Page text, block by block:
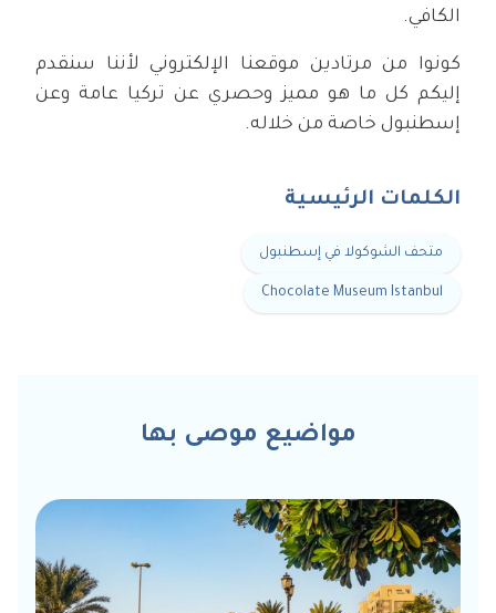
الكافي.
كونوا من مرتادين موقعنا الإلكتروني لأننا سنقدم
إليكم كل ما هو مميز وحصري عن تركيا عامة وعن
إسطنبول خاصة من خلاله.
الكلمات الرئيسية
متحف الشوكولا في إسطنبول
Chocolate Museum Istanbul
مواضيع موصى بها